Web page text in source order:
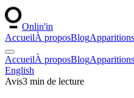
Onlin'in
AccueilÀ proposBlogApparitions
AccueilÀ proposBlogApparitions
English
Avis3 min de lecture